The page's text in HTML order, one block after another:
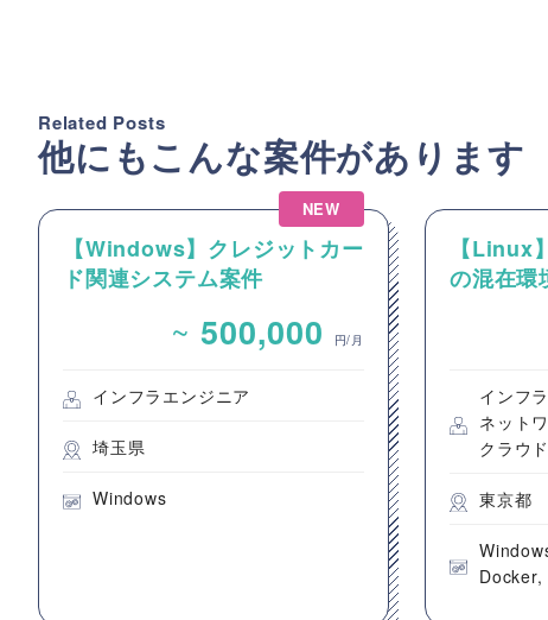
Related Posts
他にもこんな案件があります
NEW
【Windows】クレジットカー
ド関連システム案件
~ 500,000 円/月
インフラエンジニア
埼玉県
Windows
【
の混在環
インフ
ネット
クラウ
東京都
Docker